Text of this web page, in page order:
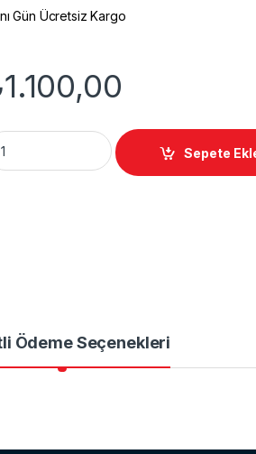
Gün Ücretsiz Kargo
1.100,00
800 Ön Çatal quantity
Sepete
Ödeme Seçenekleri